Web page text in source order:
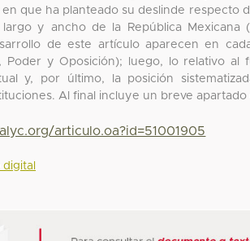
que ha planteado su deslinde respecto
y ancho de la República Mexicana
de este artículo aparecen en
Poder y Oposición); luego, lo relativo al
y, por último, la posición
Al final incluye un breve apartado
articulo.oa?id=51001905